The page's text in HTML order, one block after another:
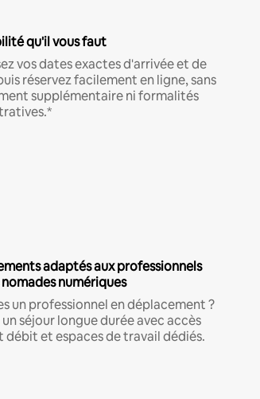
qu'il vous faut
vos dates exactes d'arrivée et de
réservez facilement en ligne, sans
supplémentaire ni formalités
adaptés aux professionnels
numériques
un professionnel en déplacement ?
séjour longue durée avec accès
débit et espaces de travail dédiés.